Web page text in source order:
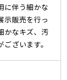
に伴う細かな
示販売を行っ
かなキズ、汚
ざいます。